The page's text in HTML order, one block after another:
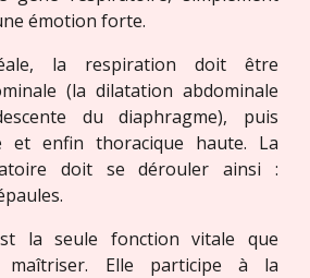
émotion forte.
la respiration doit être
(la dilatation abdominale
du diaphragme), puis
et enfin thoracique haute. La
doit se dérouler ainsi :
la seule fonction vitale que
maîtriser. Elle participe à la